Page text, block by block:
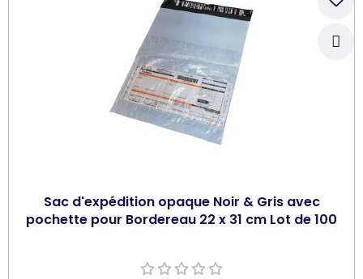
Sac d'expédition opaque Noir & Gris avec
pochette pour Bordereau 22 x 31 cm Lot de 100
Ajouter au panier